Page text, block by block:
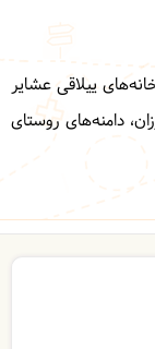
ییلاقی عشایر
دامنه‌های روستای